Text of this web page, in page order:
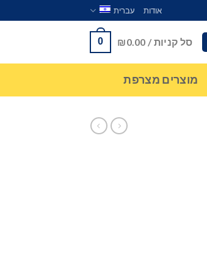
אודות עברית
סל קניות / ₪0.00
0
מוצרים מצרפת